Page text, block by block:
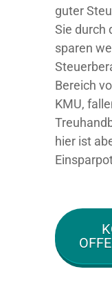
guter
Sie durch
sparen
Bereich
KMU,
hier ist